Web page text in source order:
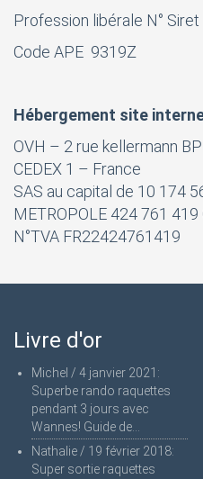
Profession libérale N°
Code APE 9319Z
Hébergement site
OVH – 2 rue kellermann
CEDEX 1 – France
SAS au capital de 10 174
METROPOLE 424 761
N°TVA FR22424761419
Livre d'or
Michel / 4 janvier 2021 :
Superbe rando raquettes
pendant 3 jours avec
Wannes! Guide de...
Nathalie / 19 février 2018:
Super sortie raquettes